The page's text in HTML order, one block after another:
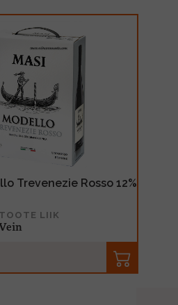
Trevenezie Rosso 12%
LIIK